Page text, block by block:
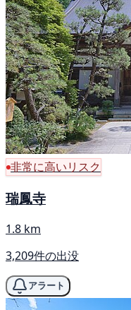
非常に高いリスク
瑞鳳寺
1.8 km
3,209件の出没
アラート